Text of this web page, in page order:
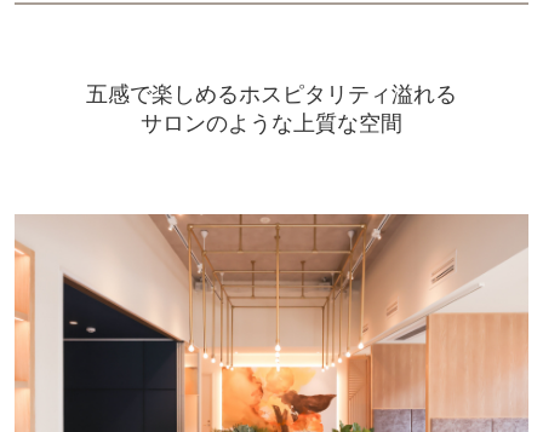
五感で楽しめるホスピタリティ溢れる
サロンのような上質な空間